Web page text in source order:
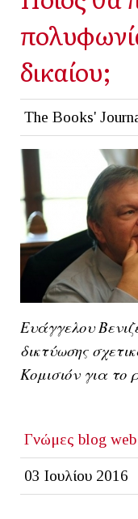
δικαίου;
The Books'
Ευάγγελου
δικτύωσης
Κομισιόν για το
Γνώμες blog
03 Ιουλίου 2016